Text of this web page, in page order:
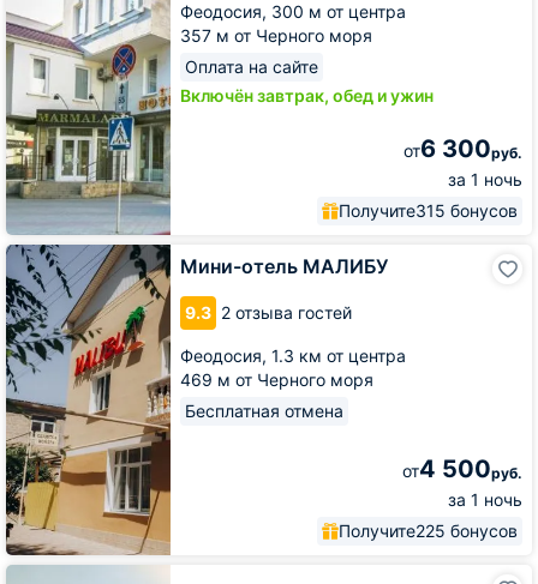
Феодосия, 300 м от центра
357 м от Черного моря
Оплата на сайте
Включён завтрак, обед и ужин
от6 300руб.
за 1 ночь
Получите315 бонусов
Мини-отель МАЛИБУ
9.3 2 отзыва гостей
Феодосия, 1.3 км от центра
469 м от Черного моря
Бесплатная отмена
от4 500руб.
за 1 ночь
Получите225 бонусов
Мини-
отель
МАЛИБУ
Отель